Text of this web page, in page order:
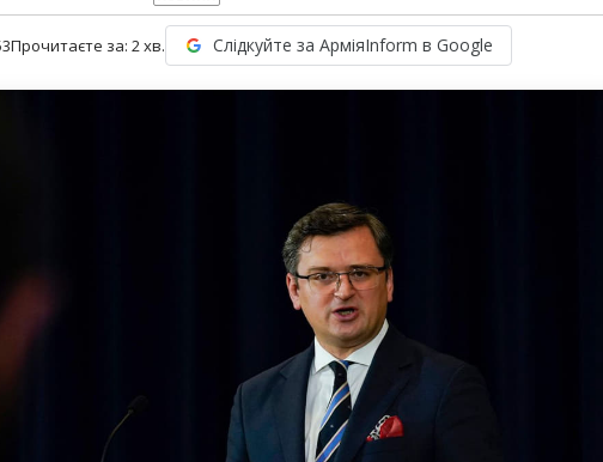
Прочитаєте за: 2хв. Слідкуйте за АрміяInform в Google